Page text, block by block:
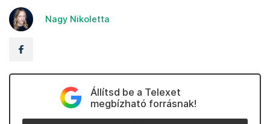
Nagy Nikoletta
Állítsd be a Telexet
megbízható forrásnak!